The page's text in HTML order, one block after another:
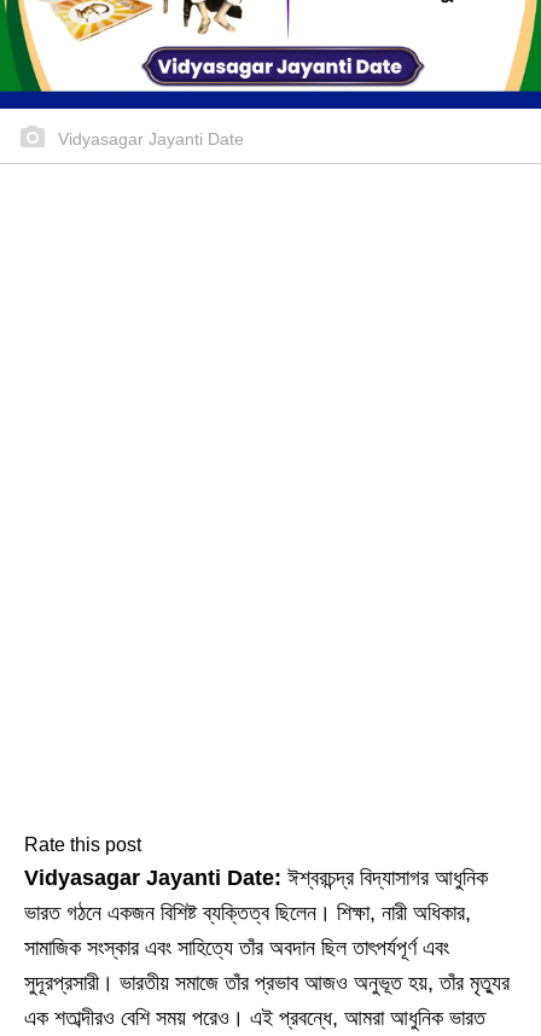
Vidyasagar Jayanti Date
Rate this post
Vidyasagar Jayanti Date: ঈশ্বরচন্দ্র বিদ্যাসাগর আধুনিক
ভারত গঠনে একজন বিশিষ্ট ব্যক্তিত্ব ছিলেন। শিক্ষা, নারী অধিকার,
সামাজিক সংস্কার এবং সাহিত্যে তাঁর অবদান ছিল তাৎপর্যপূর্ণ এবং
সুদূরপ্রসারী। ভারতীয় সমাজে তাঁর প্রভাব আজও অনুভূত হয়, তাঁর মৃত্যুর
এক শতাব্দীরও বেশি সময় পরেও। এই প্রবন্ধে, আমরা আধুনিক ভারত